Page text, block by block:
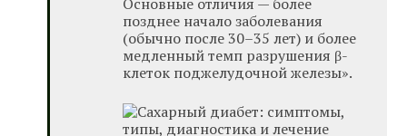
Основные отличия — более
позднее начало заболевания
(обычно после 30–35 лет) и более
медленный темп разрушения β-
клеток поджелудочной железы».